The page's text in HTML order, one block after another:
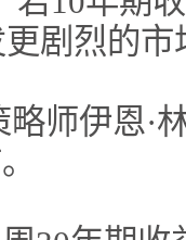
剧烈的市
师伊恩·